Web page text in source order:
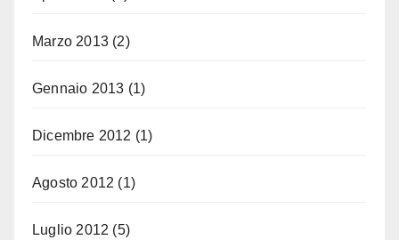
Marzo 2013 (2)
Gennaio 2013 (1)
Dicembre 2012 (1)
Agosto 2012 (1)
Luglio 2012 (5)